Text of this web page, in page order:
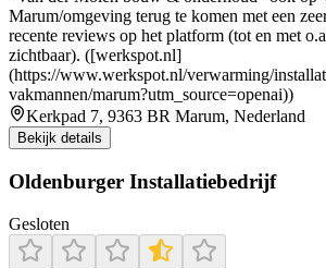
Marum/omgeving terug te komen met een
recente reviews op het platform (tot en met
zichtbaar). ([werkspot.nl]
(https://www.werkspot.nl/verwarming/
vakmannen/marum?utm_source=openai))
Kerkpad 7, 9363 BR Marum, Nederland
Bekijk details
Oldenburger Installatiebedrijf
Gesloten